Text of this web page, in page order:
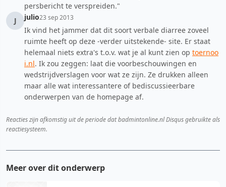
persbericht te verspreiden."
J
julio23 sep 2013
Ik vind het jammer dat dit soort verbale diarree zoveel
ruimte heeft op deze -verder uitstekende- site. Er staat
helemaal niets extra's t.o.v. wat je al kunt zien op toernoo
i.nl. Ik zou zeggen: laat die voorbeschouwingen en
wedstrijdverslagen voor wat ze zijn. Ze drukken alleen
maar alle wat interessantere of bediscussieerbare
onderwerpen van de homepage af.
Reacties zijn afkomstig uit de periode dat badmintonline.nl Disqus gebruikte als
reactiesysteem.
Meer over dit onderwerp